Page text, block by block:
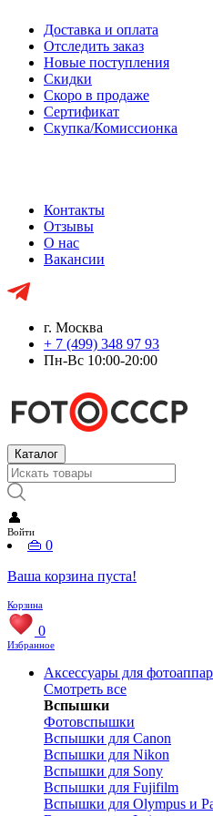
Доставка и оплата
Отследить заказ
Новые поступления
Скидки
Скоро в продаже
Сертификат
Скупка/Комиссионка
Контакты
Отзывы
О нас
Вакансии
г. Москва
+ 7 (499) 348 97 93
Пн-Вс 10:00-20:00
Каталог
👤
Войти
👜 0
Ваша корзина пуста!
Корзина
0
Избранное
Аксессуары для
Смотреть все
Вспышки
Фотовспышки
Вспышки для Canon
Вспышки для Nikon
Вспышки для Sony
Вспышки для Fujifilm
Вспышки для Olympus и